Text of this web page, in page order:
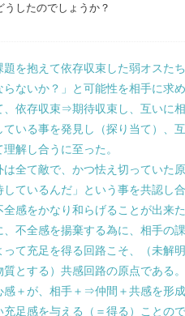
うしたのでしょうか？
題を抱えて依存収束した弱オスた
らないか？」と可能性を相手に求
、依存収束⇒期待収束し、互いに
ている事を発見し（探り当て）、
解し合うに至った。
は全て敵で、かつ怯え切っていた
しているんだ」という事を共認し
感をかなり和らげることが出来た
、不全感を揚棄する為に、相手の
って充足を得る回路こそ、（未解
とする）共感回路の原点である。
感＋が、相手＋⇒仲間＋共感を形
充足感を与える（＝得る）ことの